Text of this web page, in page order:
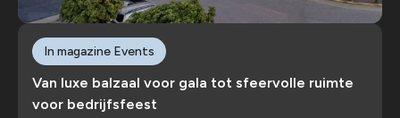
Van luxe balzaal voor gala tot sfeervolle ruimte
voor bedrijfsfeest
In magazine Events